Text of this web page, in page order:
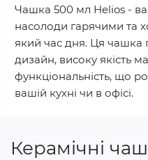
Чашка 500 мл Helios -
насолоди гарячими та
який час дня. Ця чашка
дизайн, високу якість
функціональність, що
вашій кухні чи в офісі.
Керамічні